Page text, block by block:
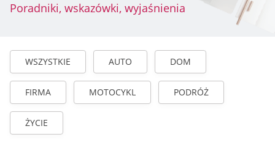
Poradniki, wskazówki, wyjaśnienia
WSZYSTKIE AUTO DOM
FIRMA MOTOCYKL PODRÓŻ
ŻYCIE